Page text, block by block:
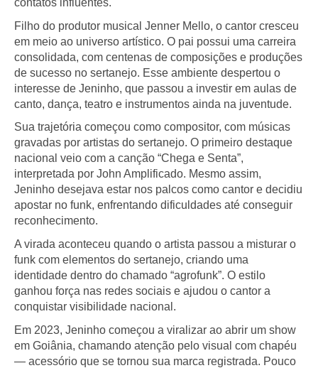
contatos influentes.
Filho do produtor musical Jenner Mello, o cantor cresceu
em meio ao universo artístico. O pai possui uma carreira
consolidada, com centenas de composições e produções
de sucesso no sertanejo. Esse ambiente despertou o
interesse de Jeninho, que passou a investir em aulas de
canto, dança, teatro e instrumentos ainda na juventude.
Sua trajetória começou como compositor, com músicas
gravadas por artistas do sertanejo. O primeiro destaque
nacional veio com a canção “Chega e Senta”,
interpretada por John Amplificado. Mesmo assim,
Jeninho desejava estar nos palcos como cantor e decidiu
apostar no funk, enfrentando dificuldades até conseguir
reconhecimento.
A virada aconteceu quando o artista passou a misturar o
funk com elementos do sertanejo, criando uma
identidade dentro do chamado “agrofunk”. O estilo
ganhou força nas redes sociais e ajudou o cantor a
conquistar visibilidade nacional.
Em 2023, Jeninho começou a viralizar ao abrir um show
em Goiânia, chamando atenção pelo visual com chapéu
— acessório que se tornou sua marca registrada. Pouco